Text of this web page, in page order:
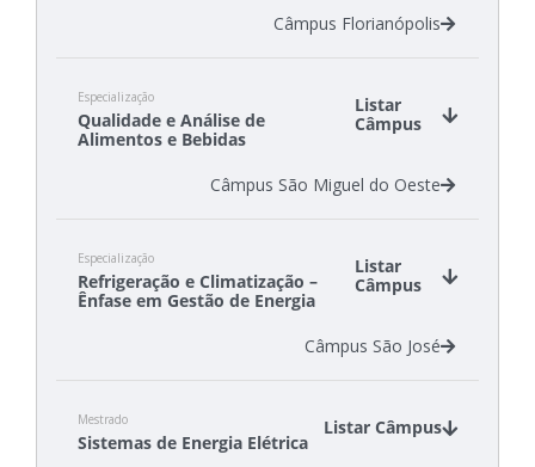
Câmpus Florianópolis
Especialização
Qualidade e Análise de
Alimentos e Bebidas
Listar
Câmpus
Câmpus São Miguel do Oeste
Especialização
Refrigeração e Climatização –
Ênfase em Gestão de Energia
Listar
Câmpus
Câmpus São José
Mestrado
Sistemas de Energia Elétrica
Listar Câmpus